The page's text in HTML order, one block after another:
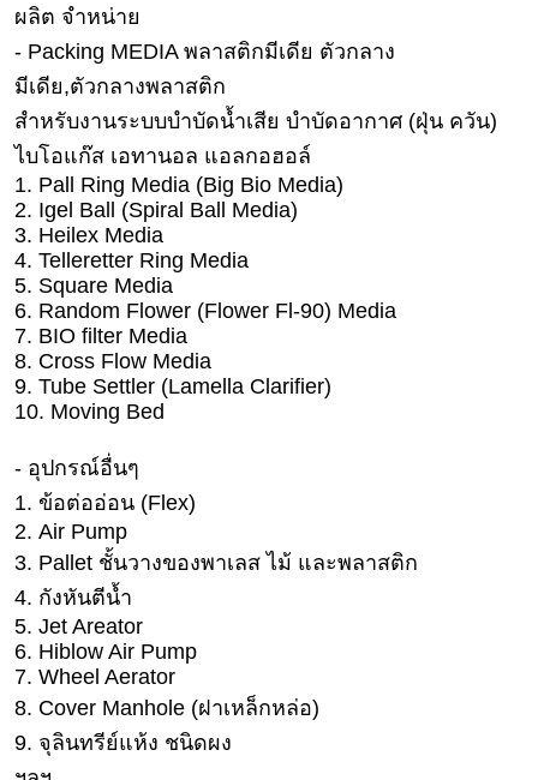
สูตร
อาหาร
ง่ายๆ
ช้อป
ปิ้ง
รถยนต์
บ้าน
และ
การ
ตกแต่ง
มือ
ราคา
ทอง
ราคา
น้ำมัน
วา
ไร
ตี้
แต่งงาน
ผลิต จำหน่าย
- Packing MEDIA พลาสติกมีเดีย ตัวกลาง
มีเดีย,ตัวกลางพลาสติก
สำหรับงานระบบบำบัดน้ำเสีย บำบัดอากาศ (ฝุ่น ควัน)
ไบโอแก๊ส เอทานอล แอลกอฮอล์
1. Pall Ring Media (Big Bio Media)
2. Igel Ball (Spiral Ball Media)
3. Heilex Media
4. Telleretter Ring Media
5. Square Media
6. Random Flower (Flower Fl-90) Media
7. BIO filter Media
8. Cross Flow Media
9. Tube Settler (Lamella Clarifier)
10. Moving Bed
- อุปกรณ์อื่นๆ
1. ข้อต่ออ่อน (Flex)
2. Air Pump
3. Pallet ชั้นวางของพาเลส ไม้ และพลาสติก
4. กังหันตีน้ำ
5. Jet Areator
6. Hiblow Air Pump
7. Wheel Aerator
8. Cover Manhole (ฝาเหล็กหล่อ)
9. จุลินทรีย์แห้ง ชนิดผง